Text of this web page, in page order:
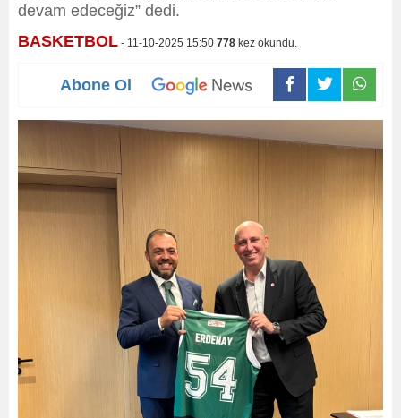
devam edeceğiz” dedi.
BASKETBOL - 11-10-2025 15:50 778 kez okundu.
Abone Ol